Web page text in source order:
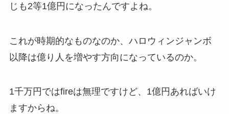
じも2等1億円になったんですよね。
これが時期的なものなのか、ハロウィンジャンボ
以降は億り人を増やす方向になっているのか。
1千万円ではfireは無理ですけど、1億円あればいけ
ますからね。